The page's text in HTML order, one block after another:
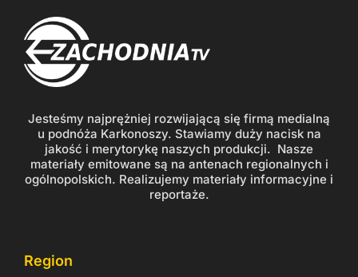
Jesteśmy najprężniej rozwijającą się firmą medialną
u podnóża Karkonoszy. Stawiamy duży nacisk na
jakość i merytorykę naszych produkcji. Nasze
materiały emitowane są na antenach regionalnych i
ogólnopolskich. Realizujemy materiały informacyjne i
reportaże.
Region